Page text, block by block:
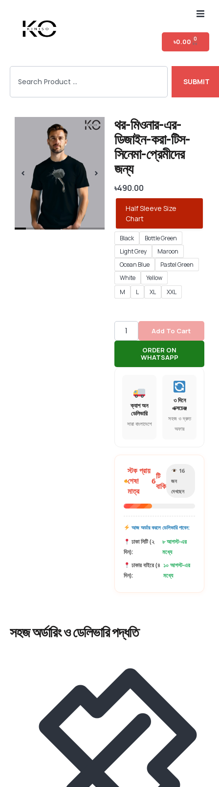
৳0.00 0
SUBMIT
থর-মিওনার-এর-
ডিজাইন-করা-টিস-
সিনেমা-প্রেমীদের
জন্য
৳490.00
Half Sleeve Size
Chart
Black
Bottle Green
Light Grey
Maroon
Ocean Blue
Pastel Green
White
Yellow
M
L XL XXL
Add To Cart
ORDER ON
WHATSAPP
ক্যাশ অন
ডেলিভারি
সারা বাংলাদেশে
৩ দিনে
এক্সচেঞ্জ
সহজ ও দ্রুত
অফার
স্টক প্রায়
শেষ!
মাত্র
6
টি
বাকি
16
জন
দেখছেন
আজ অর্ডার করলে ডেলিভারি পাবেন:
ঢাকা সিটি (২
দিন):
৮ আগস্ট-এর
মধ্যে
ঢাকার বাইরে (৪
দিন):
১০ আগস্ট-এর
মধ্যে
সহজঅর্ডারিংও ডেলিভারি পদ্ধতি